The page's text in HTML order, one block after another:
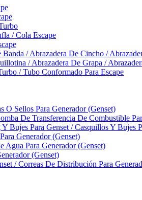
/ Cola Escape
/ Abrazadera De Cincho /
/ Abrazadera De Grapa /
/ Tubo Conformado Para Escape
O Sellos Para Generador (Genset)
De Transferencia De Combustible
Bujes Para Genset / Casquillos Y
Generador (Genset)
Agua Para Generador (Genset)
(Genset)
/ Correas De Distribución Para